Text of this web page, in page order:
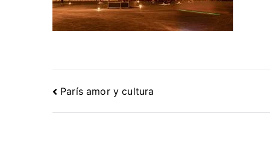
Navegación
de
París amor y cultura